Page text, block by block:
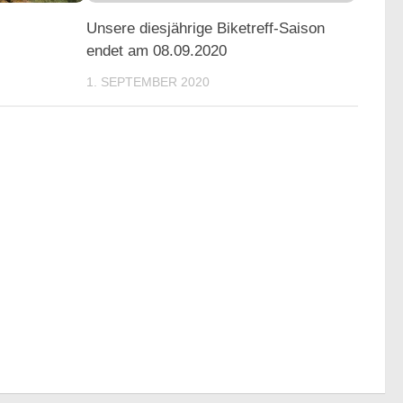
Unsere diesjährige Biketreff-Saison
endet am 08.09.2020
1. SEPTEMBER 2020